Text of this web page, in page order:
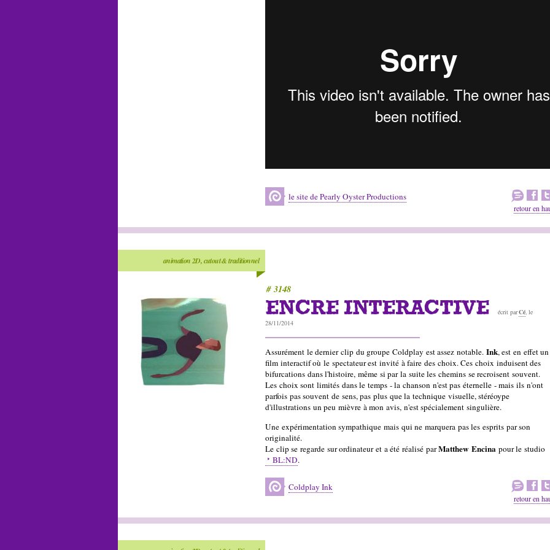
le site de Pearly Oyster Productions
retour en
animation 2D, cutout & traditionnel
# 3148
ENCRE INTERACTIVE écrit parCé, le
28/11/2014
Assurément le dernier clip du groupe Coldplay est assez notable. Ink, est en effet un
film interactif où le spectateur est invité à faire des choix. Ces choix induisent des
bifurcations dans l'histoire, même si par la suite les chemins se recroisent souvent.
Les choix sont limités dans le temps - la chanson n'est pas éternelle - mais ils n'ont
parfois pas souvent de sens, pas plus que la technique visuelle, stéréoype
d'illustrations un peu mièvre à mon avis, n'est spécialement singulière.
Une expérimentation sympathique mais qui ne marquera pas les esprits par son
originalité.
Le clip se regarde sur ordinateur et a été réalisé parMatthew Encina pour le studio
BL:ND.
Coldplay Ink
retour en